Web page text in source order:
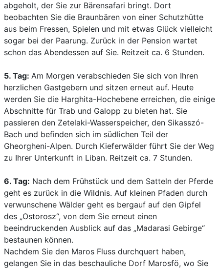
abgeholt, der Sie zur Bärensafari bringt. Dort
beobachten Sie die Braunbären von einer Schutzhütte
aus beim Fressen, Spielen und mit etwas Glück vielleicht
sogar bei der Paarung. Zurück in der Pension wartet
schon das Abendessen auf Sie. Reitzeit ca. 6 Stunden.
5. Tag: Am Morgen verabschieden Sie sich von Ihren
herzlichen Gastgebern und sitzen erneut auf. Heute
werden Sie die Harghita-Hochebene erreichen, die einige
Abschnitte für Trab und Galopp zu bieten hat. Sie
passieren den Zetelaki-Wasserspeicher, den Sikasszó-
Bach und befinden sich im südlichen Teil der
Gheorgheni-Alpen. Durch Kieferwälder führt Sie der Weg
zu Ihrer Unterkunft in Liban. Reitzeit ca. 7 Stunden.
6. Tag: Nach dem Frühstück und dem Satteln der Pferde
geht es zurück in die Wildnis. Auf kleinen Pfaden durch
verwunschene Wälder geht es bergauf auf den Gipfel
des „Ostorosz“, von dem Sie erneut einen
beeindruckenden Ausblick auf das „Madarasi Gebirge“
bestaunen können.
Nachdem Sie den Maros Fluss durchquert haben,
gelangen Sie in das beschauliche Dorf Marosfö, wo Sie